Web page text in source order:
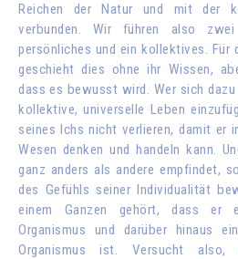
Reichen der Natur und mit der
verbunden. Wir führen also
persönliches und ein kollektives. Für
geschieht dies ohne ihr Wissen,
dass es bewusst wird. Wer sich
kollektive, universelle Leben
seines Ichs nicht verlieren, damit er
Wesen denken und handeln kann.
ganz anders als andere empfindet,
des Gefühls seiner Individualität
einem Ganzen gehört, dass er
Organismus und darüber hinaus
Organismus ist. Versucht also,